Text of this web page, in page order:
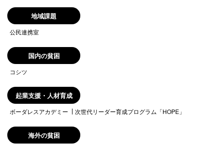
地域課題
公民連携室
国内の貧困
コシツ
起業支援・人材育成
ボーダレスアカデミー 次世代リーダー育成プログラム「HOPE」
海外の貧困